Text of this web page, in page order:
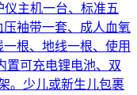
仪主机一台、标准五
袖带一套、成人血氧
根、地线一根、使用
置可充电锂电池、双
。少儿或新生儿包裹